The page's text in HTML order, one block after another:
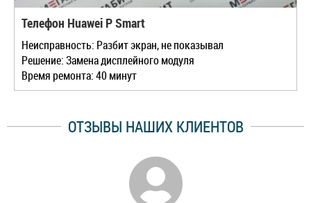
Телефон Huawei P Smart
Неисправность: Разбит экран, не показывал
Решение: Замена дисплейного модуля
Время ремонта: 40 минут
ОТЗЫВЫ НАШИХ КЛИЕНТОВ